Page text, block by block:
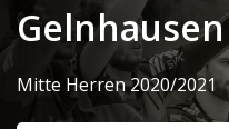
Gelnhausen
Mitte Herren 2020/2021